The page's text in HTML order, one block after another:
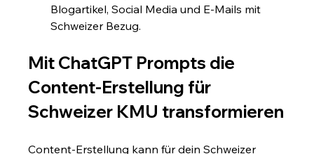
Blogartikel, Social Media und E-Mails mit
Schweizer Bezug.
Mit ChatGPT Prompts die
Content-Erstellung für
Schweizer KMU transformieren
Content-Erstellung kann für dein Schweizer